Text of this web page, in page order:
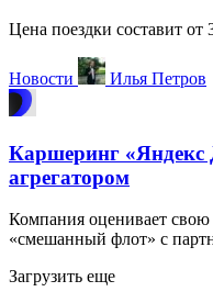
Цена поездки составит от
Новости Илья Петров
Каршеринг «Яндекс
агрегатором
Компания оценивает
«смешанный флот» с
Загрузить еще